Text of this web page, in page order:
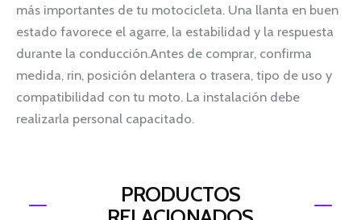
más importantes de tu motocicleta. Una llanta en buen
estado favorece el agarre, la estabilidad y la respuesta
durante la conducción.Antes de comprar, confirma
medida, rin, posición delantera o trasera, tipo de uso y
compatibilidad con tu moto. La instalación debe
realizarla personal capacitado.
PRODUCTOS